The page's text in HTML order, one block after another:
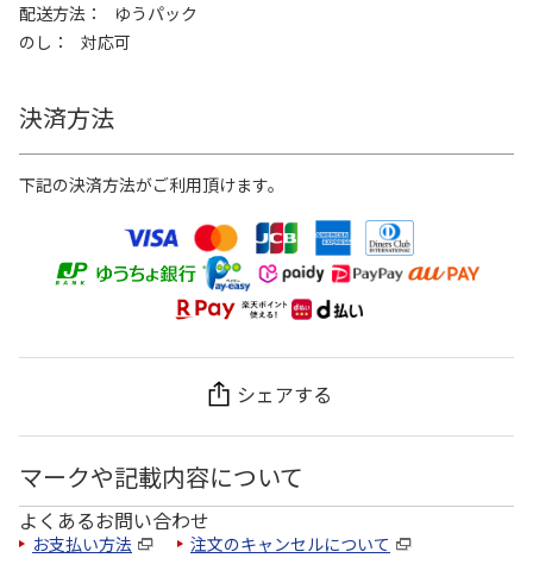
配送方法
ゆうパック
のし
対応可
決済方法
下記の決済方法がご利用頂けます。
シェアする
マークや記載内容について
よくあるお問い合わせ
お支払い方法 注文のキャンセルについて